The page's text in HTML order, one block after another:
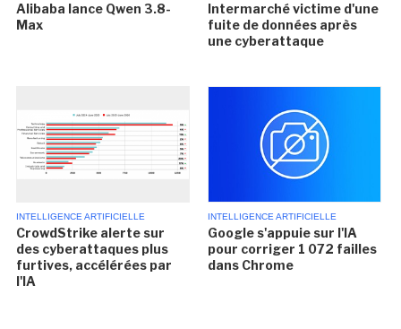
Alibaba lance Qwen 3.8-
Max
Intermarché victime d'une
fuite de données après
une cyberattaque
INTELLIGENCE ARTIFICIELLE
CrowdStrike alerte sur
des cyberattaques plus
furtives, accélérées par
l'IA
INTELLIGENCE ARTIFICIELLE
Google s'appuie sur l'IA
pour corriger 1 072 failles
dans Chrome